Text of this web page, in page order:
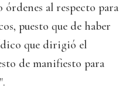
al respecto para
puesto que de haber
que dirigió el
de manifiesto para